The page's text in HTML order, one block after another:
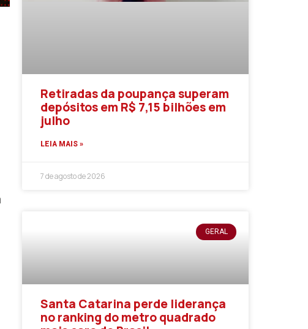
Retiradas da poupança superam
depósitos em R$ 7,15 bilhões em
julho
LEIA MAIS »
7 de agosto de 2026
GERAL
Santa Catarina perde liderança
no ranking do metro quadrado